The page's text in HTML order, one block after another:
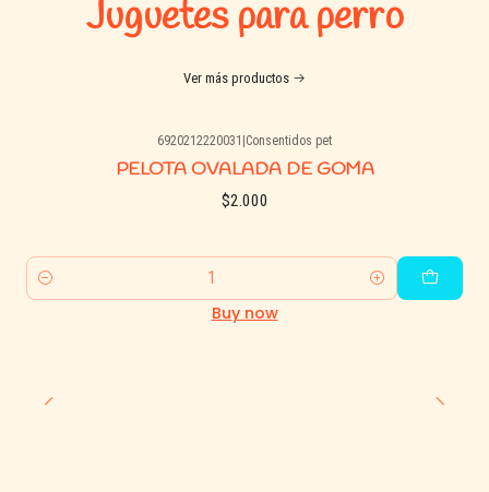
Juguetes para perro
Ver más productos
6920212220031 Consentidos pet
PELOTA OVALADA DE GOMA
$2.000
Quantity
Buy now